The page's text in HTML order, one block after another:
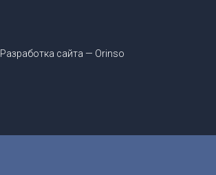
Разработка сайта — Orinso